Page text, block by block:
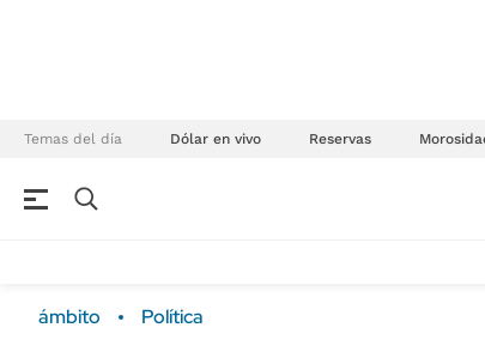
Temas del día Dólar en vivo Reservas
ámbito Política